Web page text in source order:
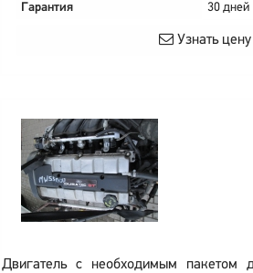
Гарантия
30 дней
Узнать цену
Двигатель с необходимым пакетом